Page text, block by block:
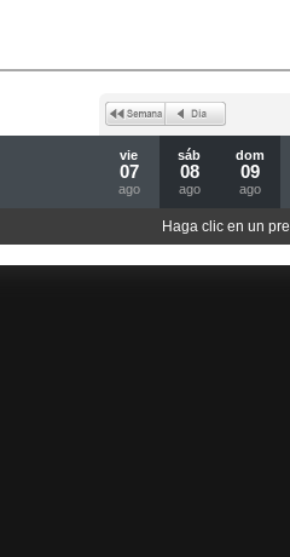
vie
07
ago
sáb
08
ago
dom
09
ago
Haga clic en un